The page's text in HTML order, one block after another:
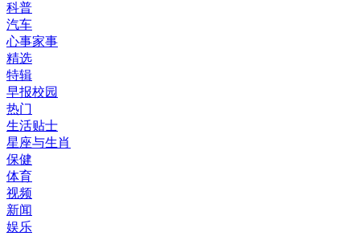
科普
汽车
心事家事
精选
特辑
早报校园
热门
生活贴士
星座与生肖
保健
体育
视频
新闻
娱乐